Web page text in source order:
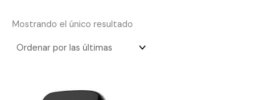
Mostrando el único resultado